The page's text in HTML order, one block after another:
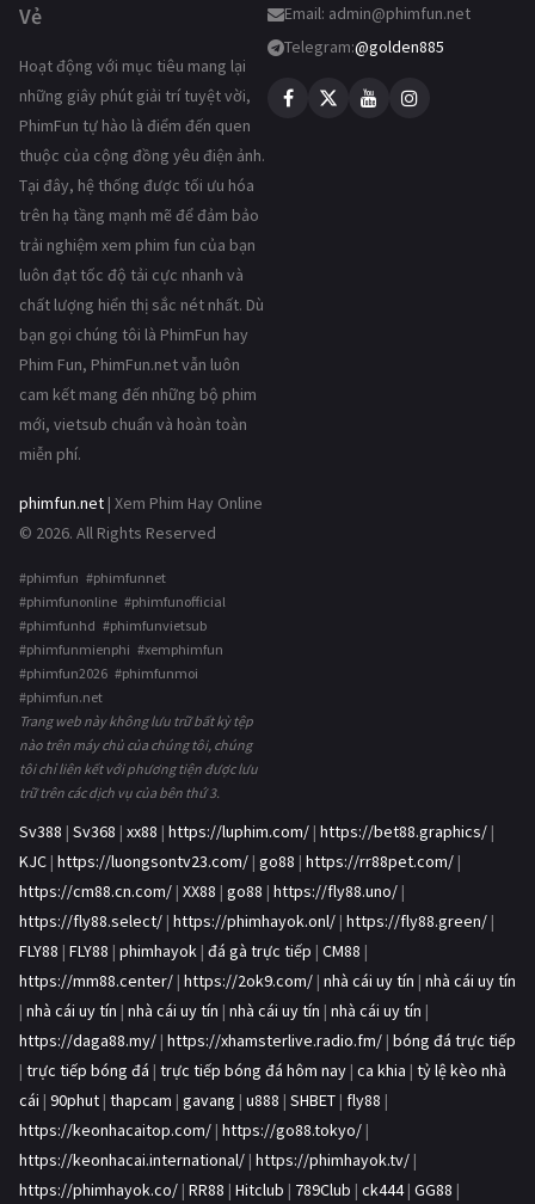
Vẻ
Hoạt động với mục tiêu mang lại
những giây phút giải trí tuyệt vời,
PhimFun tự hào là điểm đến quen
thuộc của cộng đồng yêu điện ảnh.
Tại đây, hệ thống được tối ưu hóa
trên hạ tầng mạnh mẽ để đảm bảo
trải nghiệm xem phim fun của bạn
luôn đạt tốc độ tải cực nhanh và
chất lượng hiển thị sắc nét nhất. Dù
bạn gọi chúng tôi là PhimFun hay
Phim Fun, PhimFun.net vẫn luôn
cam kết mang đến những bộ phim
mới, vietsub chuẩn và hoàn toàn
miễn phí.
phimfun.net | Xem Phim Hay Online
© 2026. All Rights Reserved
#phimfun #phimfunnet
#phimfunonline #phimfunofficial
#phimfunhd #phimfunvietsub
#phimfunmienphi #xemphimfun
#phimfun2026 #phimfunmoi
#phimfun.net
Trang web này không lưu trữ bất kỳ tệp
nào trên máy chủ của chúng tôi, chúng
tôi chỉ liên kết với phương tiện được lưu
trữ trên các dịch vụ của bên thứ 3.
Email: admin@phimfun.net
Telegram:@golden885
Sv388 | Sv368 | xx88 | https://luphim.com/ | https://bet88.graphics/ |
KJC | https://luongsontv23.com/ | go88 | https://rr88pet.com/ |
https://cm88.cn.com/ | XX88 | go88 | https://fly88.uno/ |
https://fly88.select/ | https://phimhayok.onl/ | https://fly88.green/ |
FLY88 | FLY88 | phimhayok | đá gà trực tiếp | CM88 |
https://mm88.center/ | https://2ok9.com/ | nhà cái uy tín | nhà cái uy tín
| nhà cái uy tín | nhà cái uy tín | nhà cái uy tín | nhà cái uy tín |
https://daga88.my/ | https://xhamsterlive.radio.fm/ | bóng đá trực tiếp
| trực tiếp bóng đá | trực tiếp bóng đá hôm nay | ca khia | tỷ lệ kèo nhà
cái | 90phut | thapcam | gavang | u888 | SHBET | fly88 |
https://keonhacaitop.com/ | https://go88.tokyo/ |
https://keonhacai.international/ | https://phimhayok.tv/ |
https://phimhayok.co/ | RR88 | Hitclub | 789Club | ck444| GG88 |